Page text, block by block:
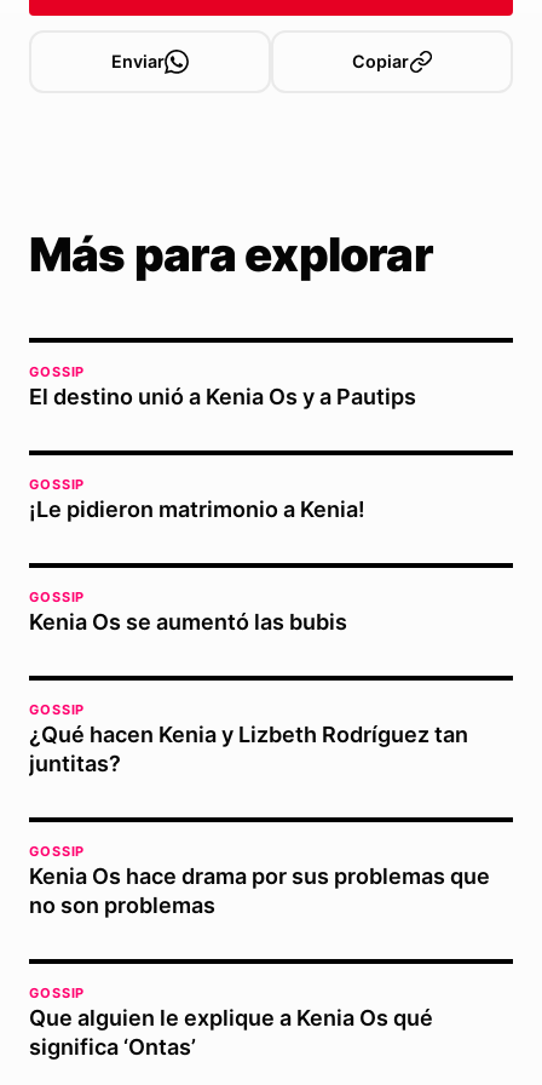
Enviar Copiar
Más para explorar
GOSSIP
El destino unió a Kenia Os y a Pautips
GOSSIP
¡Le pidieron matrimonio a Kenia!
GOSSIP
Kenia Os se aumentó las bubis
GOSSIP
¿Qué hacen Kenia y Lizbeth Rodríguez tan
juntitas?
GOSSIP
Kenia Os hace drama por sus problemas que
no son problemas
GOSSIP
Que alguien le explique a Kenia Os qué
significa ‘Ontas’